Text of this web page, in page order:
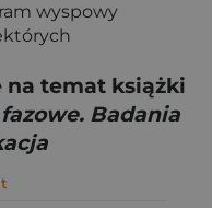
wyspowy
na temat książki
Badania